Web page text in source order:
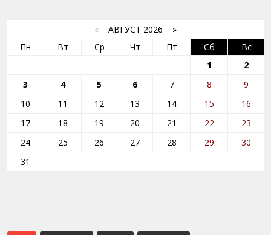
« АВГУСТ 2026 »
Пн
Вт Ср Чт Пт Сб
Вс
1
2
3
4 5 6 7 8
9
10
11 12 13 14 15
16
17
18 19 20 21 22
23
24
25 26 27 28 29
30
31